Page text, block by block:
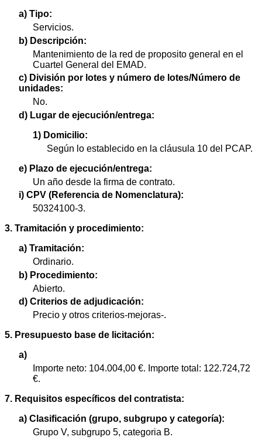
a) Tipo:
Servicios.
b) Descripción:
Mantenimiento de la red de proposito general en el
Cuartel General del EMAD.
c) División por lotes y número de lotes/Número de
unidades:
No.
d) Lugar de ejecución/entrega:
1) Domicilio:
Según lo establecido en la cláusula 10 del PCAP.
e) Plazo de ejecución/entrega:
Un año desde la firma de contrato.
i) CPV (Referencia de Nomenclatura):
50324100-3.
3. Tramitación y procedimiento:
a) Tramitación:
Ordinario.
b) Procedimiento:
Abierto.
d) Criterios de adjudicación:
Precio y otros criterios-mejoras-.
5. Presupuesto base de licitación:
a)
Importe neto: 104.004,00 €. Importe total: 122.724,72
€.
7. Requisitos específicos del contratista:
a) Clasificación (grupo, subgrupo y categoría):
Grupo V, subgrupo 5, categoria B.